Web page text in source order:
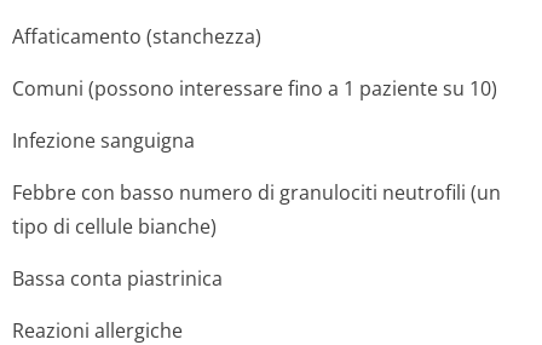
Affaticamento (stanchezza)
Comuni (possono interessare fino a 1 paziente su 10)
Infezione sanguigna
Febbre con basso numero di granulociti neutrofili (un
tipo di cellule bianche)
Bassa conta piastrinica
Reazioni allergiche